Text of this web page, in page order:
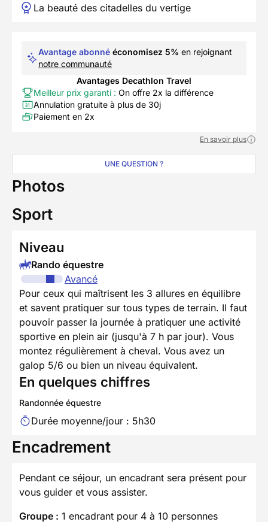
La beauté des citadelles du vertige
Avantage abonné économisez 5% en rejoignant
notre communauté
Avantages Decathlon Travel
Meilleur prix garanti : On offre 2x la différence
Annulation gratuite à plus de 30j
Paiement en 2x
En savoir plus
UNE QUESTION ?
Photos
Sport
Niveau
Rando équestre
Avancé
Pour ceux qui maîtrisent les 3 allures en équilibre
et savent pratiquer sur tous types de terrain. Il faut
pouvoir passer la journée à pratiquer une activité
sportive en plein air (jusqu'à 7 h par jour). Vous
montez régulièrement à cheval. Vous avez un
galop 5/6 ou bien un niveau équivalent.
En quelques chiffres
Randonnée équestre
Durée moyenne/jour : 5h30
Encadrement
Pendant ce séjour, un encadrant sera présent pour
vous guider et vous assister.
Groupe : 1 encadrant pour 4 à 10 personnes